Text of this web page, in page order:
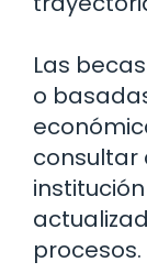
Las
o
consultar
procesos.